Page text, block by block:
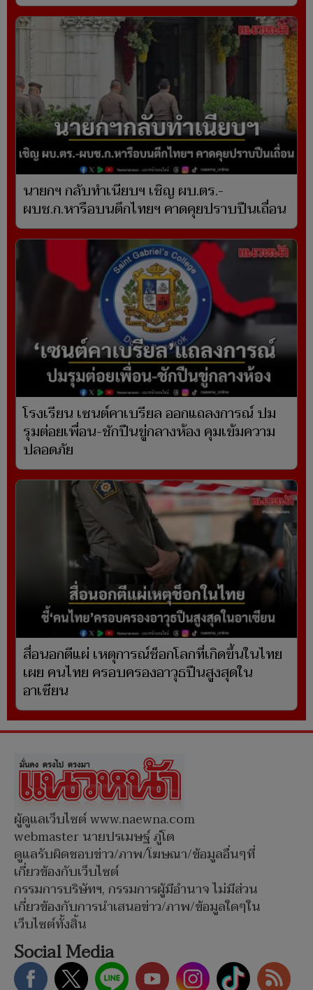
นายกฯ กลับทำเนียบฯ เชิญ ผบ.ตร.-
ผบช.ก.หารือบนตึกไทยฯ คาดคุยปราบปืนเถื่อน
โรงเรียน เซนต์คาเบรียล ออกแถลงการณ์ ปม
รุมต่อยเพื่อน-ชักปืนขู่กลางห้อง คุมเข้มความ
ปลอดภัย
สื่อนอกตีแผ่ เหตุการณ์ช็อกโลกที่เกิดขึ้นในไทย
เผย คนไทย ครอบครองอาวุธปืนสูงสุดใน
อาเซียน
ผู้ดูแลเว็บไซต์ www.naewna.com
webmaster นายปรเมษฐ์ ภู่โต
ดูแลรับผิดชอบข่าว/ภาพ/โฆษณา/ข้อมูลอื่นๆที่
เกี่ยวข้องกับเว็บไซต์
กรรมการบริษัทฯ, กรรมการผู้มีอำนาจ ไม่มีส่วน
เกี่ยวข้องกับการนำเสนอข่าว/ภาพ/ข้อมูลใดๆใน
เว็บไซต์ทั้งสิ้น
Social Media